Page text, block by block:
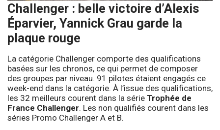
Challenger : belle victoire d’Alexis
Éparvier, Yannick Grau garde la
plaque rouge
La catégorie Challenger comporte des qualifications
basées sur les chronos, ce qui permet de composer
des groupes par niveau. 91 pilotes étaient engagés ce
week-end dans la catégorie. À l’issue des qualifications,
les 32 meilleurs courent dans la série Trophée de
France Challenger. Les non qualifiés courent dans les
séries Promo Challenger A et B.